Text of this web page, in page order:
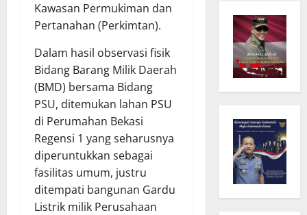
Kawasan Permukiman dan
Pertanahan (Perkimtan).
Dalam hasil observasi fisik
Bidang Barang Milik Daerah
(BMD) bersama Bidang
PSU, ditemukan lahan PSU
di Perumahan Bekasi
Regensi 1 yang seharusnya
diperuntukkan sebagai
fasilitas umum, justru
ditempati bangunan Gardu
Listrik milik Perusahaan